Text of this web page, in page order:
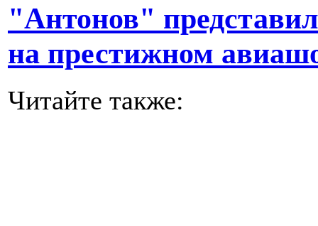
"Антонов"
на престижном
Читайте также: